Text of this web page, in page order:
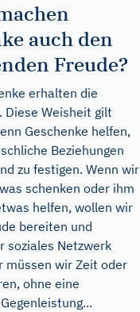
auch den
Freude?
erhalten die
Diese Weisheit gilt
Geschenke helfen,
Beziehungen
zu festigen. Wenn wir
schenken oder ihm
helfen, wollen wir
bereiten und
soziales Netzwerk
müssen wir Zeit oder
ohne eine